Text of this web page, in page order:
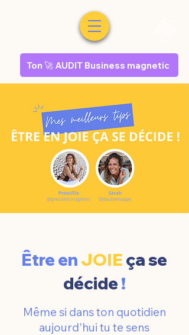
Ton 🚀 AUDIT Business magnetic
Être en JOIE ça se
décide !
Même si dans ton quotidien
aujourd'hui tu te sens